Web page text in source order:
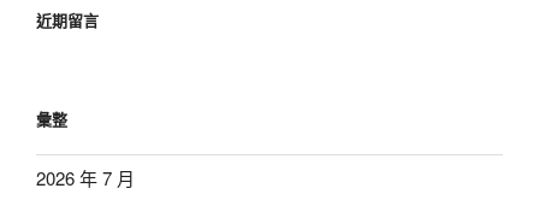
近期留言
彙整
2026 年 7 月